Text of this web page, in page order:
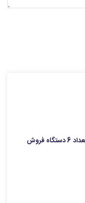
اجاره فضا جهت استقرار و بهره برداری از تعداد 6 دستگاه فروش